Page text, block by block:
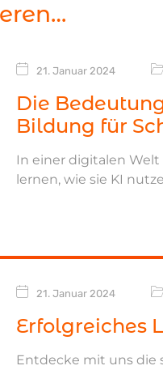
21. Januar 2024
Die
Bildung für
In einer digitalen Welt
lernen, wie sie KI
21. Januar 2024
Erfolgreiches
Entdecke mit uns die